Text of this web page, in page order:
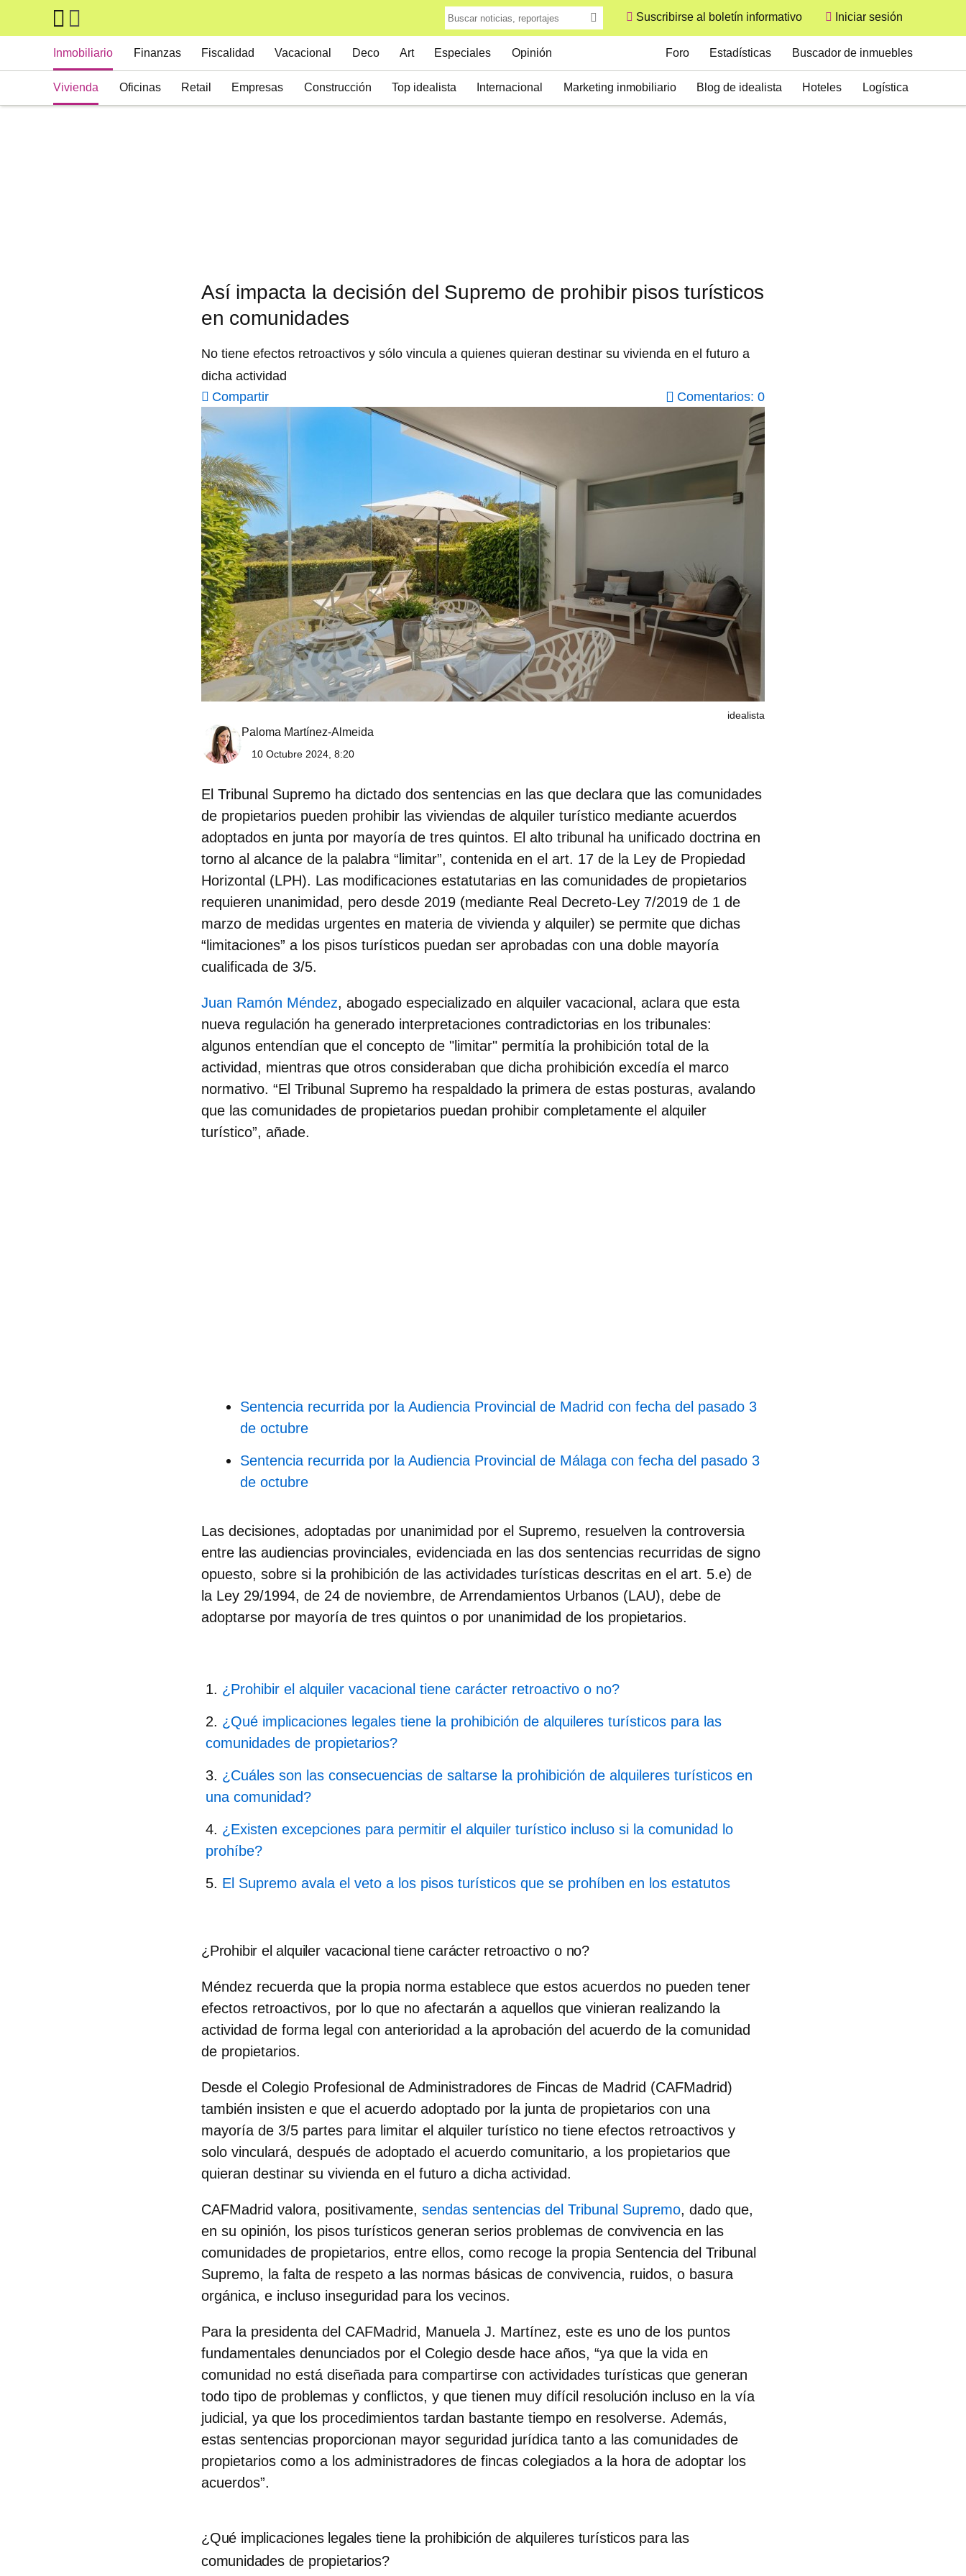
Skip to main content
Suscribirse al boletín informativo
User
Iniciar sesión
Inmobiliario
Vivienda Oficinas Retail Empresas Construcción Top idealista Internacional Marketing inmobiliario Blog de idealista Hoteles Logística
Finanzas Fiscalidad Vacacional Deco Art Especiales Opinión Foro Estadísticas Buscador de inmuebles
Así impacta la decisión del Supremo de prohibir pisos turísticos
en comunidades
No tiene efectos retroactivos y sólo vincula a quienes quieran destinar su vivienda en el futuro a
dicha actividad
Compartir
Comentarios: 0
idealista
Paloma Martínez-Almeida
10 Octubre 2024, 8:20
El Tribunal Supremo ha dictado dos sentencias en las que declara que las comunidades
de propietarios pueden prohibir las viviendas de alquiler turístico mediante acuerdos
adoptados en junta por mayoría de tres quintos. El alto tribunal ha unificado doctrina en
torno al alcance de la palabra “limitar”, contenida en el art. 17 de la Ley de Propiedad
Horizontal (LPH). Las modificaciones estatutarias en las comunidades de propietarios
requieren unanimidad, pero desde 2019 (mediante Real Decreto-Ley 7/2019 de 1 de
marzo de medidas urgentes en materia de vivienda y alquiler) se permite que dichas
“limitaciones” a los pisos turísticos puedan ser aprobadas con una doble mayoría
cualificada de 3/5.
Juan Ramón Méndez, abogado especializado en alquiler vacacional, aclara que esta
nueva regulación ha generado interpretaciones contradictorias en los tribunales:
algunos entendían que el concepto de "limitar" permitía la prohibición total de la
actividad, mientras que otros consideraban que dicha prohibición excedía el marco
normativo. “El Tribunal Supremo ha respaldado la primera de estas posturas, avalando
que las comunidades de propietarios puedan prohibir completamente el alquiler
turístico”, añade.
Sentencia recurrida por la Audiencia Provincial de Madrid con fecha del pasado 3
de octubre
Sentencia recurrida por la Audiencia Provincial de Málaga con fecha del pasado 3
de octubre
Las decisiones, adoptadas por unanimidad por el Supremo, resuelven la controversia
entre las audiencias provinciales, evidenciada en las dos sentencias recurridas de signo
opuesto, sobre si la prohibición de las actividades turísticas descritas en el art. 5.e) de
la Ley 29/1994, de 24 de noviembre, de Arrendamientos Urbanos (LAU), debe de
adoptarse por mayoría de tres quintos o por unanimidad de los propietarios.
¿Prohibir el alquiler vacacional tiene carácter retroactivo o no?
¿Qué implicaciones legales tiene la prohibición de alquileres turísticos para las
comunidades de propietarios?
¿Cuáles son las consecuencias de saltarse la prohibición de alquileres turísticos en
una comunidad?
¿Existen excepciones para permitir el alquiler turístico incluso si la comunidad lo
prohíbe?
El Supremo avala el veto a los pisos turísticos que se prohíben en los estatutos
¿Prohibir el alquiler vacacional tiene carácter retroactivo o no?
Méndez recuerda que la propia norma establece que estos acuerdos no pueden tener
efectos retroactivos, por lo que no afectarán a aquellos que vinieran realizando la
actividad de forma legal con anterioridad a la aprobación del acuerdo de la comunidad
de propietarios.
Desde el Colegio Profesional de Administradores de Fincas de Madrid (CAFMadrid)
también insisten e que el acuerdo adoptado por la junta de propietarios con una
mayoría de 3/5 partes para limitar el alquiler turístico no tiene efectos retroactivos y
solo vinculará, después de adoptado el acuerdo comunitario, a los propietarios que
quieran destinar su vivienda en el futuro a dicha actividad.
CAFMadrid valora, positivamente, sendas sentencias del Tribunal Supremo, dado que,
en su opinión, los pisos turísticos generan serios problemas de convivencia en las
comunidades de propietarios, entre ellos, como recoge la propia Sentencia del Tribunal
Supremo, la falta de respeto a las normas básicas de convivencia, ruidos, o basura
orgánica, e incluso inseguridad para los vecinos.
Para la presidenta del CAFMadrid, Manuela J. Martínez, este es uno de los puntos
fundamentales denunciados por el Colegio desde hace años, “ya que la vida en
comunidad no está diseñada para compartirse con actividades turísticas que generan
todo tipo de problemas y conflictos, y que tienen muy difícil resolución incluso en la vía
judicial, ya que los procedimientos tardan bastante tiempo en resolverse. Además,
estas sentencias proporcionan mayor seguridad jurídica tanto a las comunidades de
propietarios como a los administradores de fincas colegiados a la hora de adoptar los
acuerdos”.
¿Qué implicaciones legales tiene la prohibición de alquileres turísticos para las
comunidades de propietarios?